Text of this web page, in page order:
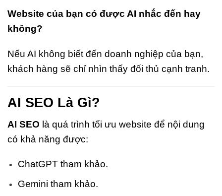
Website của bạn có được AI nhắc đến hay
không?
Nếu AI không biết đến doanh nghiệp của bạn,
khách hàng sẽ chỉ nhìn thấy đối thủ cạnh tranh.
AI SEO Là Gì?
AI SEO là quá trình tối ưu website để nội dung
có khả năng được:
ChatGPT tham khảo.
Gemini tham khảo.